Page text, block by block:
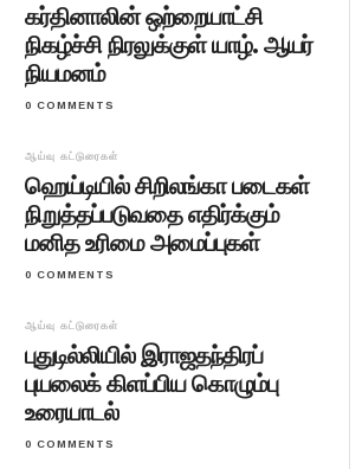
கர்தினாலின் ஒற்றையாட்சி
நிகழ்ச்சி நிரலுக்குள் யாழ். ஆயர்
நியமனம்
0 COMMENTS
ஆய்வு கட்டுரைகள்
ஹெய்டியில் சிறிலங்கா படைகள்
நிறுத்தப்படுவதை எதிர்க்கும்
மனித உரிமை அமைப்புகள்
0 COMMENTS
ஆய்வு கட்டுரைகள்
புதுடில்லியில் இராஜதந்திரப்
புயலைக் கிளப்பிய கொழும்பு
உரையாடல்
0 COMMENTS